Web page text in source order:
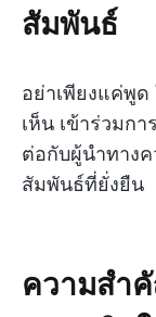
สัมพันธ์
อย่าเพียงแค่พู
เห็น เข้าร่วมก
ต่อกับผู้นำทาง
สัมพันธ์ที่ยั่งยืน
ความสำ